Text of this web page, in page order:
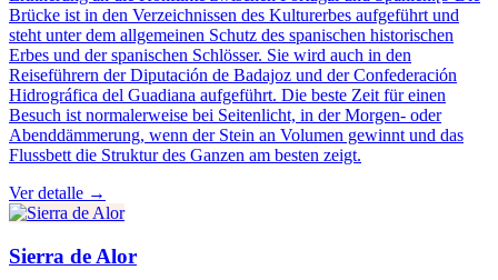
Brücke ist in den Verzeichnissen des Kulturerbes aufgeführt und
steht unter dem allgemeinen Schutz des spanischen historischen
Erbes und der spanischen Schlösser. Sie wird auch in den
Reiseführern der Diputación de Badajoz und der Confederación
Hidrográfica del Guadiana aufgeführt. Die beste Zeit für einen
Besuch ist normalerweise bei Seitenlicht, in der Morgen- oder
Abenddämmerung, wenn der Stein an Volumen gewinnt und das
Flussbett die Struktur des Ganzen am besten zeigt.
Ver detalle →
Sierra de Alor